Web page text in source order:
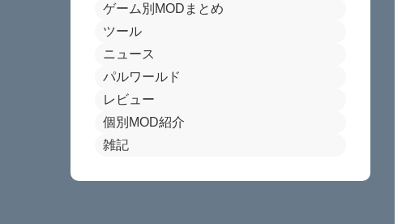
ゲーム別MODまとめ
ツール
ニュース
パルワールド
レビュー
個別MOD紹介
雑記